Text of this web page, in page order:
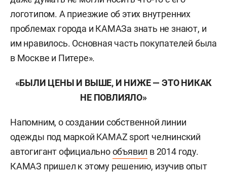
логотипом. А приезжие об этих внутренних
проблемах города и КАМАЗа знать не знают, и
им нравилось. Основная часть покупателей была
в Москве и Питере».
«БЫЛИ ЦЕНЫ И ВЫШЕ, И НИЖЕ — ЭТО НИКАК
НЕ ПОВЛИЯЛО»
Напомним, о создании собственной линии
одежды под маркой KAMAZ sport челнинский
автогигант официальнообъявил в 2014 году.
КАМАЗ пришел к этому решению, изучив опыт